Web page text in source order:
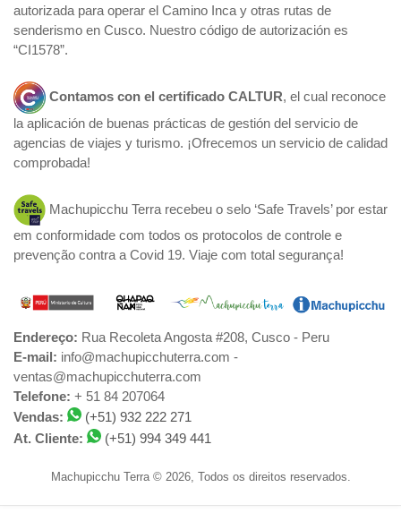
autorizada para operar el Camino Inca y otras rutas de
senderismo en Cusco. Nuestro código de autorización es
“CI1578”.
Contamos con el certificado CALTUR, el cual reconoce
la aplicación de buenas prácticas de gestión del servicio de
agencias de viajes y turismo. ¡Ofrecemos un servicio de calidad
comprobada!
Machupicchu Terra recebeu o selo ‘Safe Travels’ por estar
em conformidade com todos os protocolos de controle e
prevenção contra a Covid 19. Viaje com total segurança!
Endereço: Rua Recoleta Angosta #208, Cusco - Peru
E-mail: info@machupicchuterra.com -
ventas@machupicchuterra.com
Telefone: + 51 84 207064
Vendas:
(+51) 932 222 271
At. Cliente:
(+51) 994 349 441
Machupicchu Terra © 2026, Todos os direitos reservados.